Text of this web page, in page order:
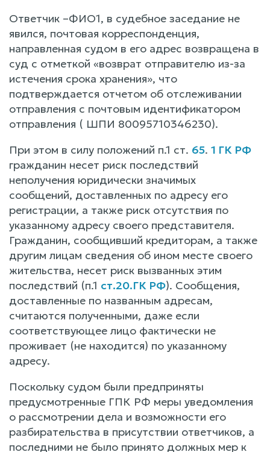
Ответчик –ФИО1, в судебное заседание не
явился, почтовая корреспонденция,
направленная судом в его адрес возвращена в
суд с отметкой «возврат отправителю из-за
истечения срока хранения», что
подтверждается отчетом об отслеживании
отправления с почтовым идентификатором
отправления ( ШПИ 80095710346230).
При этом в силу положений п.1 ст. 65. 1 ГК РФ
гражданин несет риск последствий
неполучения юридически значимых
сообщений, доставленных по адресу его
регистрации, а также риск отсутствия по
указанному адресу своего представителя.
Гражданин, сообщивший кредиторам, а также
другим лицам сведения об ином месте своего
жительства, несет риск вызванных этим
последствий (п.1 ст.20.ГК РФ). Сообщения,
доставленные по названным адресам,
считаются полученными, даже если
соответствующее лицо фактически не
проживает (не находится) по указанному
адресу.
Поскольку судом были предприняты
предусмотренные ГПК РФ меры уведомления
о рассмотрении дела и возможности его
разбирательства в присутствии ответчиков, а
последними не было принято должных мер к